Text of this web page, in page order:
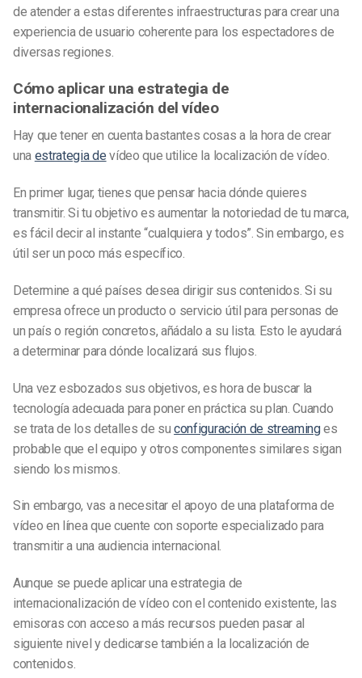
de atender a estas diferentes infraestructuras para crear una
experiencia de usuario coherente para los espectadores de
diversas regiones.
Cómo aplicar una estrategia de
internacionalización del vídeo
Hay que tener en cuenta bastantes cosas a la hora de crear
una estrategia de vídeo que utilice la localización de vídeo.
En primer lugar, tienes que pensar hacia dónde quieres
transmitir. Si tu objetivo es aumentar la notoriedad de tu marca,
es fácil decir al instante “cualquiera y todos”. Sin embargo, es
útil ser un poco más específico.
Determine a qué países desea dirigir sus contenidos. Si su
empresa ofrece un producto o servicio útil para personas de
un país o región concretos, añádalo a su lista. Esto le ayudará
a determinar para dónde localizará sus flujos.
Una vez esbozados sus objetivos, es hora de buscar la
tecnología adecuada para poner en práctica su plan. Cuando
se trata de los detalles de suconfiguración de streaminges
probable que el equipo y otros componentes similares sigan
siendo los mismos.
Sin embargo, vas a necesitar el apoyo de una plataforma de
vídeo en línea que cuente con soporte especializado para
transmitir a una audiencia internacional.
Aunque se puede aplicar una estrategia de
internacionalización de vídeo con el contenido existente, las
emisoras con acceso a más recursos pueden pasar al
siguiente nivel y dedicarse también a la localización de
contenidos.